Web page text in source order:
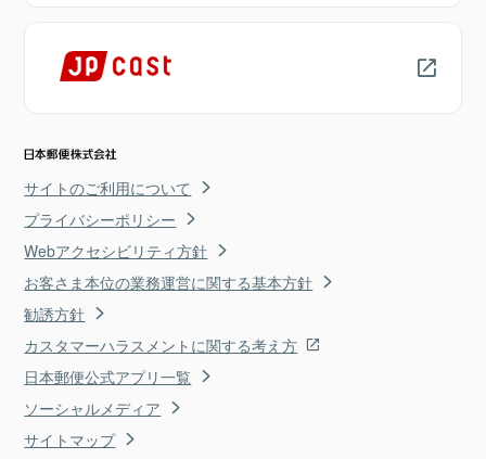
サイトのご利用について
プライバシーポリシー
Webアクセシビリティ方針
お客さま本位の業務運営に関する基本方針
勧誘方針
カスタマーハラスメントに関する考え方
日本郵便公式アプリ一覧
ソーシャルメディア
サイトマップ